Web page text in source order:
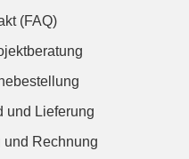
(FAQ)
und Lieferung
und Rechnung